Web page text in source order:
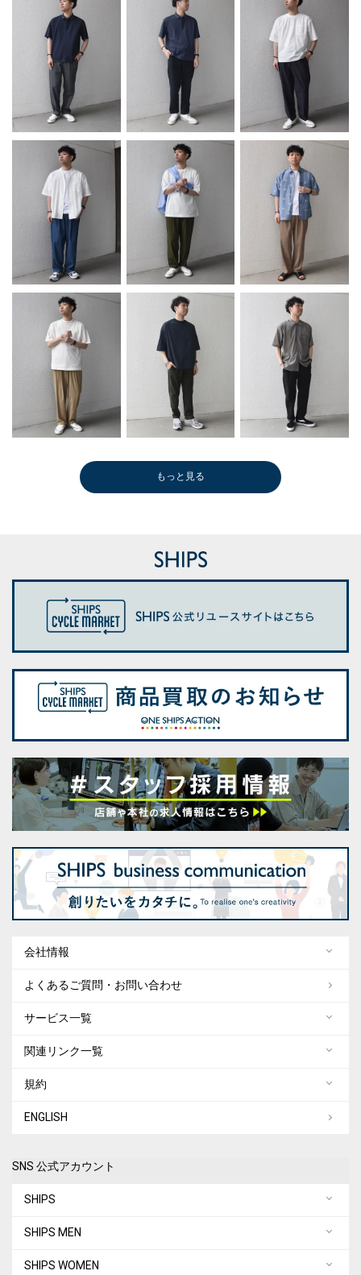
もっと見る
会社情報
よくあるご質問・お問い合わせ
サービス一覧
関連リンク一覧
規約
ENGLISH
SNS 公式アカウント
SHIPS
SHIPS MEN
SHIPS WOMEN